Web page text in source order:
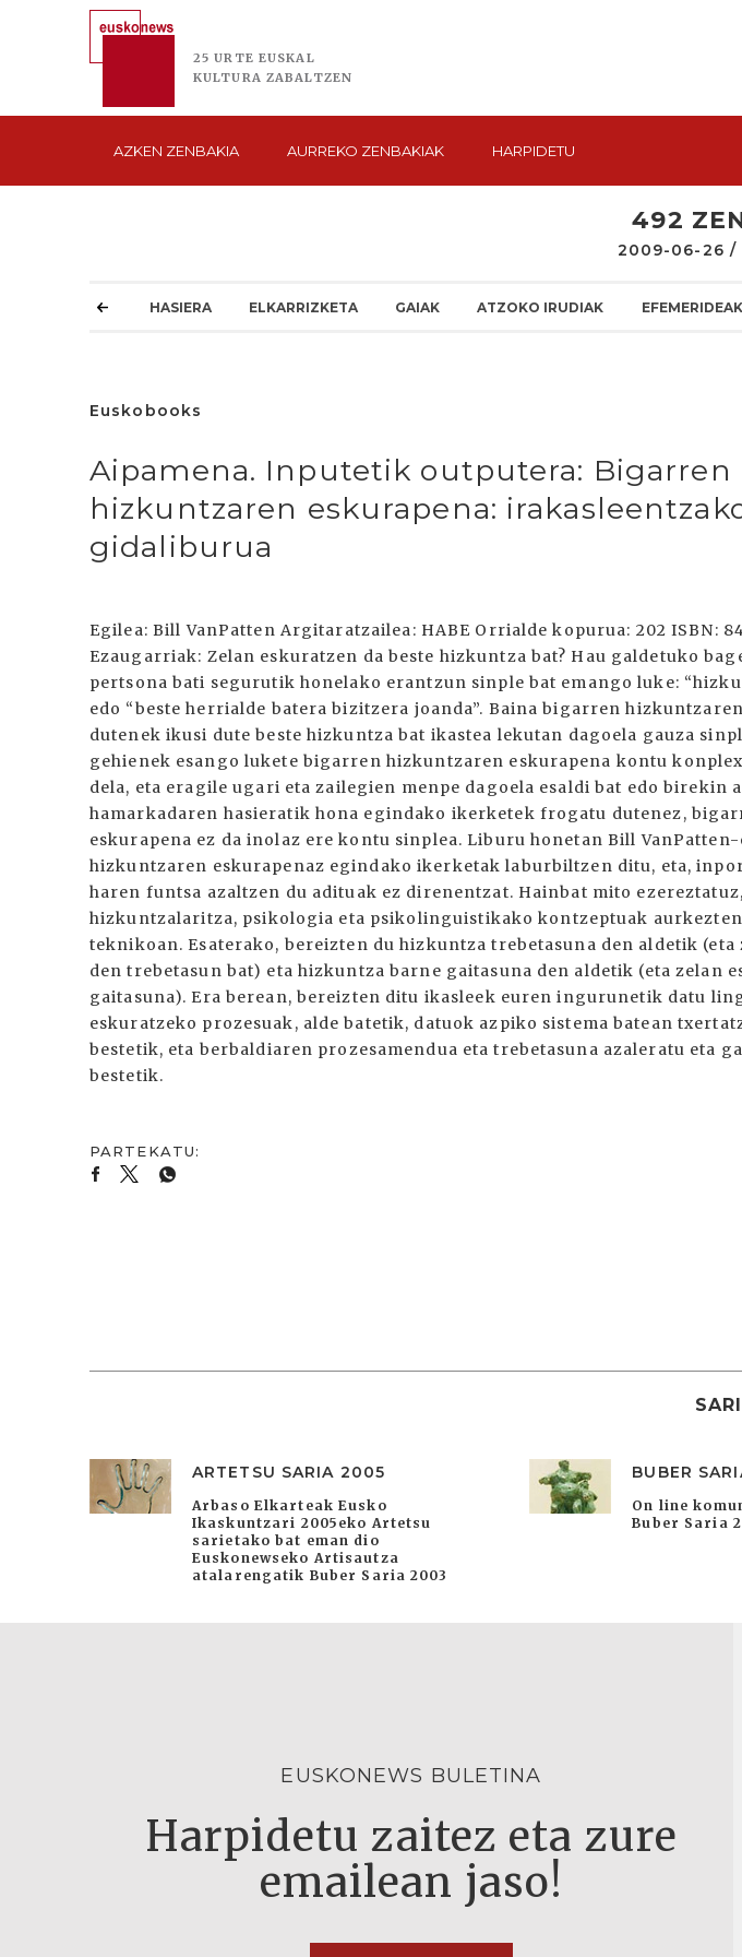
25 URTE EUSKAL
KULTURA ZABALTZEN
AZKEN ZENBAKIA AURREKO ZENBAKIAK HARPIDETU
492
2009-06-26 /
HASIERA ELKARRIZKETA GAIAK ATZOKO IRUDIAK EFEMERIDEAK
Euskobooks
Aipamena. Inputetik outputera: Bigarren
hizkuntzaren eskurapena:
gidaliburua
Egilea: Bill VanPatten Argitaratzailea: HABE Orrialde kopurua: 202 ISBN:
Ezaugarriak: Zelan eskuratzen da beste hizkuntza bat? Hau galdetuko
pertsona bati segurutik honelako erantzun sinple bat emango luke:
edo “beste herrialde batera bizitzera joanda”. Baina bigarren
dutenek ikusi dute beste hizkuntza bat ikastea lekutan dagoela gauza
gehienek esango lukete bigarren hizkuntzaren eskurapena kontu
dela, eta eragile ugari eta zailegien menpe dagoela esaldi bat edo birekin
hamarkadaren hasieratik hona egindako ikerketek frogatu dutenez,
eskurapena ez da inolaz ere kontu sinplea. Liburu honetan Bill
hizkuntzaren eskurapenaz egindako ikerketak laburbiltzen ditu, eta,
haren funtsa azaltzen du adituak ez direnentzat. Hainbat mito
hizkuntzalaritza, psikologia eta psikolinguistikako kontzeptuak
teknikoan. Esaterako, bereizten du hizkuntza trebetasuna den aldetik (eta
den trebetasun bat) eta hizkuntza barne gaitasuna den aldetik (eta zelan
gaitasuna). Era berean, bereizten ditu ikasleek euren ingurunetik datu
eskuratzeko prozesuak, alde batetik, datuok azpiko sistema batean
bestetik, eta berbaldiaren prozesamendua eta trebetasuna azaleratu eta
bestetik.
ARTETSU SARIA 2005
Arbaso Elkarteak Eusko
Ikaskuntzari 2005eko Artetsu
sarietako bat eman dio
Euskonewseko Artisautza
atalarengatik Buber Saria 2003
BUBER
On line
Buber Saria
EUSKONEWS BULETINA
Harpidetu zaitez eta zure
emailean jaso!